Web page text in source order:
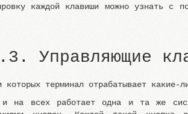
каждой клавиши можно узнать с
Управляющие
терминал отрабатывает какие-
на всех работает одна и та же